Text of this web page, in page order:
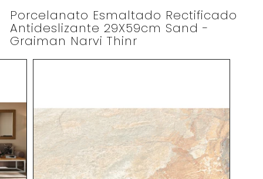
Porcelanato Esmaltado Rectificado
Antideslizante 29X59cm Sand -
Graiman Narvi Thinr